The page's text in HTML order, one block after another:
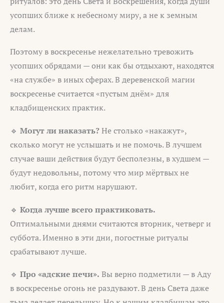
усопших ближе к небесному миру, а не к земным
делам.
Поэтому в воскресенье нежелательно тревожить
усопших обрядами — они как бы отдыхают, находятся
«на службе» в иных сферах. В деревенской магии
воскресенье считается «пустым днём» для
кладбищенских практик.
🔹 Могут ли наказать?Не столько «накажут»,
сколько могут не услышать и не помочь. В лучшем
случае ваши действия будут бесполезны, в худшем —
будут недовольны, потому что мир мёртвых не
любит, когда его ритм нарушают.
🔹 Когда лучше всего практиковать.
Оптимальными днями считаются вторник, четверг и
суббота. Именно в эти дни, погостные ритуалы
срабатывают лучше.
🔹 Про «адские печи». Вы верно подметили — в Аду
в воскресенье огонь не раздувают. В день Света даже